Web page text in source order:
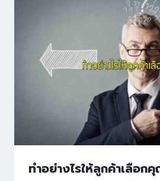
ทำอย่างไรให้ลูกค้าเลือก